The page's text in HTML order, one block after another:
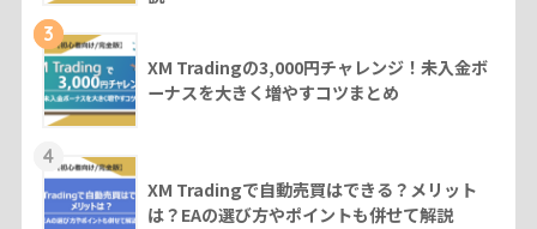
3
XM Tradingの3,000円チャレンジ！未入金ボ
ーナスを大きく増やすコツまとめ
4
XM Tradingで自動売買はできる？メリット
は？EAの選び方やポイントも併せて解説